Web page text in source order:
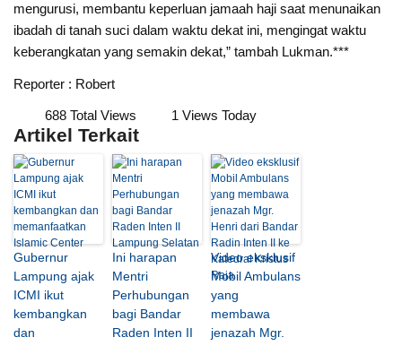
mengurusi, membantu keperluan jamaah haji saat menunaikan
ibadah di tanah suci dalam waktu dekat ini, mengingat waktu
keberangkatan yang semakin dekat,” tambah Lukman.***
Reporter : Robert
688 Total Views 1 Views Today
Artikel Terkait
Gubernur
Lampung ajak
ICMI ikut
kembangkan
dan
Ini harapan
Mentri
Perhubungan
bagi Bandar
Raden Inten II
Video eksklusif
Mobil Ambulans
yang
membawa
jenazah Mgr.